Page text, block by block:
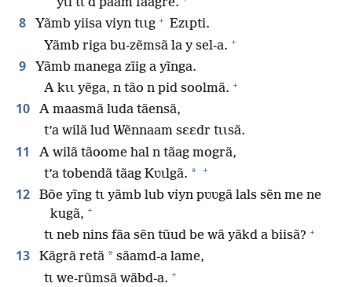
8 Yãmb yiisa viyn tɩɩg + Ezɩpti.
Yãmb riga bu-zẽmsã la y sel-a. +
9
Yãmb manega zĩig a yĩnga.
A kɩɩ yẽga, n tão n pid soolmã. +
10
A maasmã luda tãensã,
t’a wilã lud Wẽnnaam sɛɛdr tɩɩsã.
11
A wilã tãoome hal n tãag mogrã,
t’a tobendã tãag Kʋɩlgã. * +
12
Bõe yĩng tɩ yãmb lub viyn pʋʋgã lals sẽn me ne
kugã, +
tɩ neb nins fãa sẽn tũud be wã yãkd a biisã? +
13 Kãgrã retã * sãamd-a lame,
tɩ we-rũmsã wãbd-a. +